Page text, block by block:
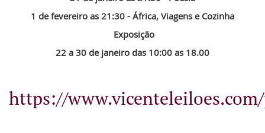
1 de fevereiro as 21:30 - África, Viagens e Cozinha
Exposição
22 a 30 de janeiro das 10:00 as 18.00
https://